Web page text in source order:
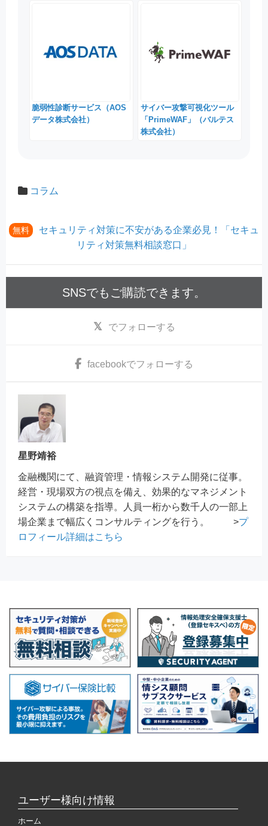
脆弱性診断サービス（AOS
データ株式会社）
サイバー攻撃可視化ツール
「PrimeWAF」（バルテス
株式会社）
コラム
無料
セキュリティ対策に不安がある企業必見！「セキュ
リティ対策無料相談窓口」
SNSでもご購読できます。
でフォローする
facebookでフォローする
星野靖裕
金融機関にて、融資管理・情報システム開発に従事。
経営・現場双方の視点を備え、効果的なマネジメント
システムの構築を指導。人員一桁から数千人の一部上
場企業まで幅広くコンサルティングを行う。 >プ
ロフィール詳細はこちら
ユーザー様向け情報
ホーム